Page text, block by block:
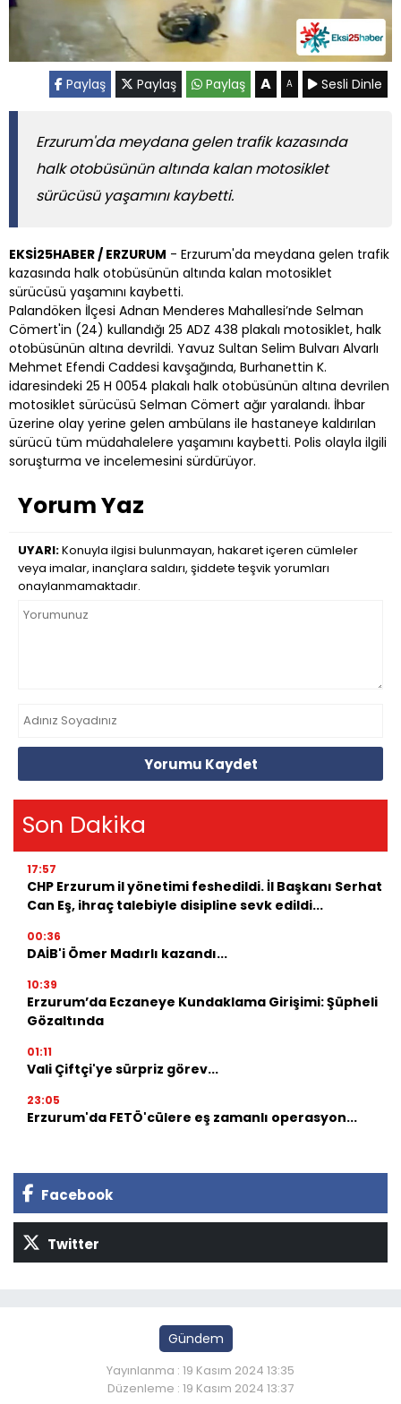
Paylaş Paylaş Paylaş A A Sesli Dinle
Erzurum'da meydana gelen trafik kazasında
halk otobüsünün altında kalan motosiklet
sürücüsü yaşamını kaybetti.
EKSİ25HABER / ERZURUM - Erzurum'da meydana gelen trafik
kazasında halk otobüsünün altında kalan motosiklet
sürücüsü yaşamını kaybetti.
Palandöken İlçesi Adnan Menderes Mahallesi’nde Selman
Cömert'in (24) kullandığı 25 ADZ 438 plakalı motosiklet, halk
otobüsünün altına devrildi. Yavuz Sultan Selim Bulvarı Alvarlı
Mehmet Efendi Caddesi kavşağında, Burhanettin K.
idaresindeki 25 H 0054 plakalı halk otobüsünün altına devrilen
motosiklet sürücüsü Selman Cömert ağır yaralandı. İhbar
üzerine olay yerine gelen ambülans ile hastaneye kaldırılan
sürücü tüm müdahalelere yaşamını kaybetti. Polis olayla ilgili
soruşturma ve incelemesini sürdürüyor.
Yorum Yaz
UYARI:Konuyla ilgisi bulunmayan, hakaret içeren cümleler
veya imalar, inançlara saldırı, şiddete teşvik yorumları
onaylanmamaktadır.
Yorumu Kaydet
Son Dakika
17:57
CHP Erzurum il yönetimi feshedildi. İl Başkanı Serhat
Can Eş, ihraç talebiyle disipline sevk edildi...
00:36
DAİB'i Ömer Madırlı kazandı...
10:39
Erzurum’da Eczaneye Kundaklama Girişimi: Şüpheli
Gözaltında
01:11
Vali Çiftçi'ye sürpriz görev...
23:05
Erzurum'da FETÖ'cülere eş zamanlı operasyon...
Facebook
Twitter
Gündem
Yayınlanma : 19 Kasım 2024 13:35
Düzenleme : 19 Kasım 2024 13:37